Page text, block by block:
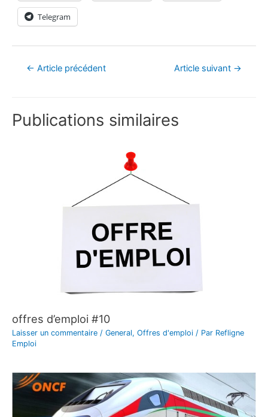
Telegram
← Article précédent Article suivant →
Publications similaires
offres d’emploi #10
Laisser un commentaire / General, Offres d'emploi / Par Refligne
Emploi